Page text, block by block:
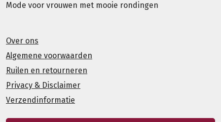
Mode voor vrouwen met mooie rondingen
Over ons
Algemene voorwaarden
Ruilen en retourneren
Privacy & Disclaimer
Verzendinformatie